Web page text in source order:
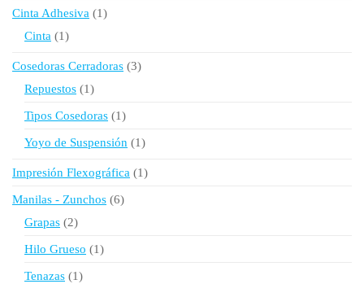
Cinta Adhesiva
11
Cinta 11
Cosedoras Cerradoras 33
Repuestos 11
Tipos Cosedoras 11
Yoyo de Suspensión 11
Impresión Flexográfica
11
Manilas - Zunchos 66
Grapas 22
Hilo Grueso 11
Tenazas 11